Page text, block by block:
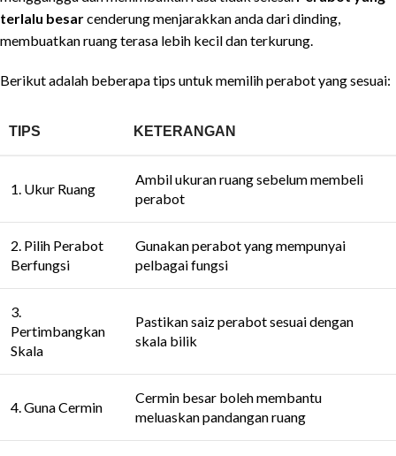
terlalu besarcenderung menjarakkan anda dari dinding,
membuatkan ruang terasa lebih kecil dan terkurung.
Berikut adalah beberapa tips untuk memilih perabot yang sesuai:
TIPS KETERANGAN
1. Ukur Ruang
Ambil ukuran ruang sebelum membeli
perabot
2. Pilih Perabot
Berfungsi
Gunakan perabot yang mempunyai
pelbagai fungsi
3.
Pertimbangkan
Skala
Pastikan saiz perabot sesuai dengan
skala bilik
4. Guna Cermin
Cermin besar boleh membantu
meluaskan pandangan ruang